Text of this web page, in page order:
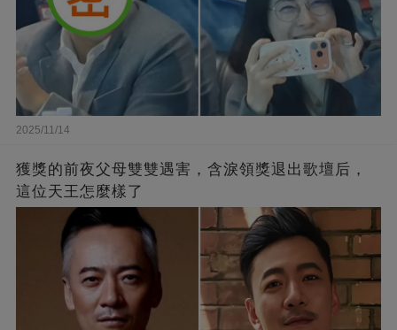
2025/11/14
獲獎的前夜父母雙雙遇害，含淚領獎退出歌壇后，
這位天王怎麼樣了